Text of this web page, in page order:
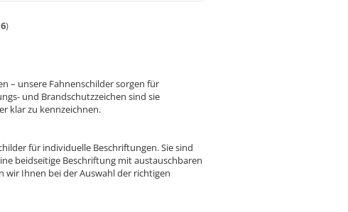
6)
– unsere Fahnenschilder sorgen für
und Brandschutzzeichen sind sie
klar zu kennzeichnen.
für individuelle Beschriftungen. Sie sind
beidseitige Beschriftung mit austauschbaren
wir Ihnen bei der Auswahl der richtigen